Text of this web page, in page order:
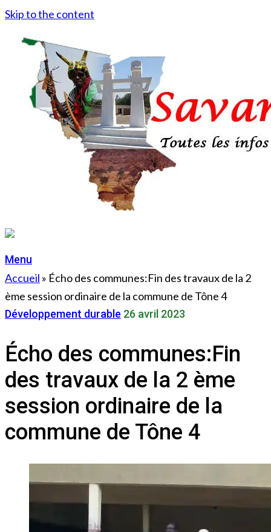
Skip to the content
Menu
Accueil » Écho des communes:Fin des travaux de la 2
ème session ordinaire de la commune de Tône 4
Développement durable 26 avril 2023
Écho des communes:Fin
des travaux de la 2 ème
session ordinaire de la
commune de Tône 4